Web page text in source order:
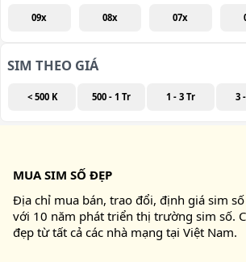
09x 08x 07x
SIM THEO GIÁ
< 500 K 500 - 1 Tr 1 - 3 Tr 3
MUA SIM SỐ ĐẸP
Địa chỉ mua bán, trao đổi, định giá sim
với 10 năm phát triển thị trường sim số.
đẹp từ tất cả các nhà mạng tại Việt Nam.